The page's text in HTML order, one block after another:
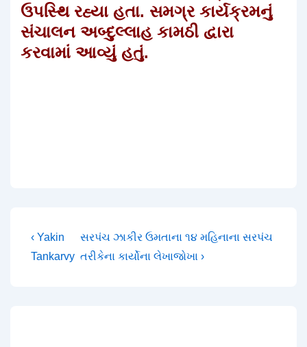
ઉપસ્થિ રહ્યા હતા. સમગ્ર કાર્યક્રમનું
સંચાલન અબ્દુલ્લાહ કામઠી દ્વારા
કરવામાં આવ્યું હતું.
Post
navigation
Previous
Post
‹ Yakin
Tankarvy
Next
Post
સરપંચ ઝાકીર ઉમતાના ૧૪ મહિનાના સરપંચ
તરીકેના કાર્યોના લેખાજોખા ›